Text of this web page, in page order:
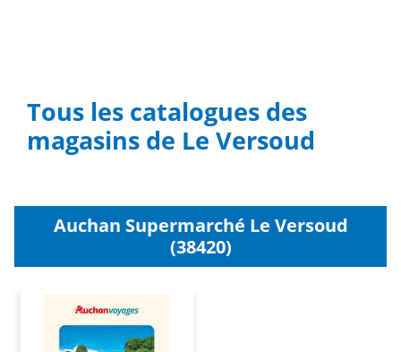
Tous les catalogues des
magasins de Le Versoud
Auchan Supermarché Le Versoud
(38420)